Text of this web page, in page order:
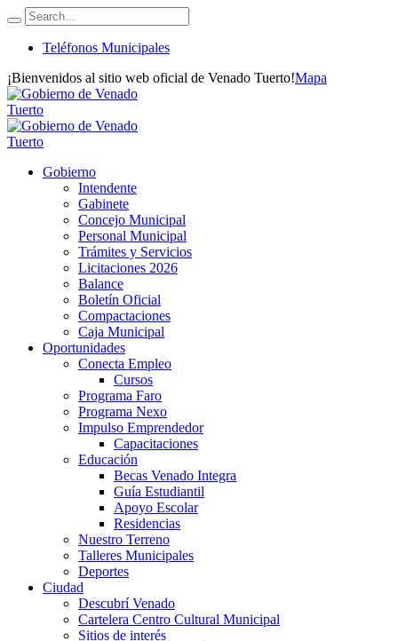
Teléfonos Municipales
¡Bienvenidos al sitio web oficial de Venado Tuerto!Mapa
Gobierno
Intendente
Gabinete
Concejo Municipal
Personal Municipal
Trámites y Servicios
Licitaciones 2026
Balance
Boletín Oficial
Compactaciones
Caja Municipal
Oportunidades
Conecta Empleo
Cursos
Programa Faro
Programa Nexo
Impulso Emprendedor
Capacitaciones
Educación
Becas Venado Integra
Guía Estudiantil
Apoyo Escolar
Residencias
Nuestro Terreno
Talleres Municipales
Deportes
Ciudad
Descubrí Venado
Cartelera Centro Cultural Municipal
Sitios de interés